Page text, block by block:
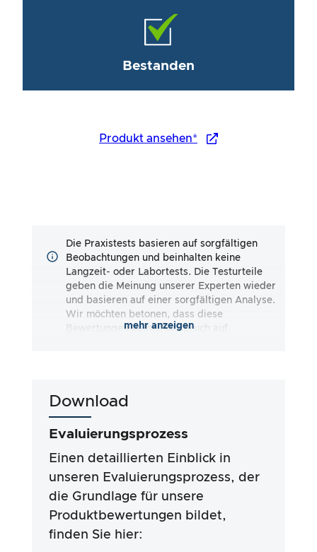
Bestanden
Produkt ansehen*
Die Praxistests basieren auf sorgfältigen
Beobachtungen und beinhalten keine
Langzeit- oder Labortests. Die Testurteile
geben die Meinung unserer Experten wieder
und basieren auf einer sorgfältigen Analyse.
Wir möchten betonen, dass diese
Bewertungen keinen Anspruch auf
Haftung für die Richtigkeit oder
übernommen wird. Wichtig ist, dass unsere
Tests nicht auf gesetzlichen Vorgaben,
medizinischen Wirkungen oder spezifischen
stützen uns auf die Werbeaussagen und
Angaben der Hersteller, die Verwendung der
Informationen erfolgt jedoch stets auf eigenes
ein seriöses und gründliches Testverfahren zu
mehr anzeigen
Download
Evaluierungsprozess
Einen detaillierten Einblick in
unseren Evaluierungsprozess, der
die Grundlage für unsere
Produktbewertungen bildet,
finden Sie hier: